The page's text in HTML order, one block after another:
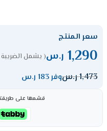
سعر المنتج
1,290 ر.س( يشمل
1,473ر.سوفر 183 ر.س
قسّمها على